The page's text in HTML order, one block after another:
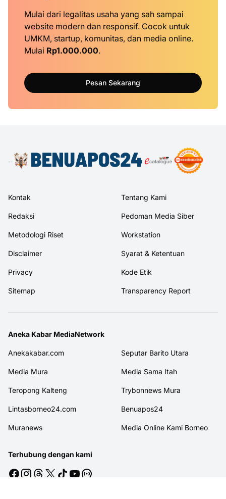
Mulai dari legalitas usaha yang sah sampai
website modern dan responsif. Cocok untuk
UMKM, startup, komunitas, dan media online.
Mulai Rp1.000.000.
Pesan Sekarang
Kontak Tentang Kami
Redaksi Pedoman Media Siber
Metodologi Riset Workstation
Disclaimer Syarat & Ketentuan
Privacy Kode Etik
Sitemap Transparency Report
Aneka Kabar MediaNetwork
Anekakabar.com Seputar Barito Utara
Media Mura Media Sama Itah
Teropong Kalteng Trybonnews Mura
Lintasborneo24.com Benuapos24
Muranews Media Online Kami Borneo
Terhubung dengan kami